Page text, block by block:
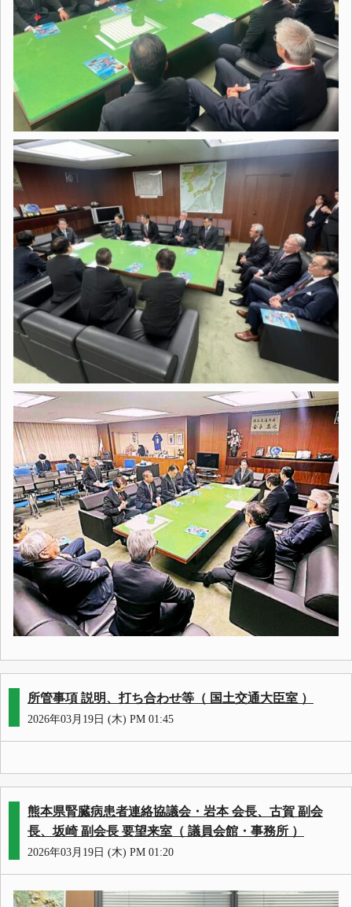
所管事項 説明、打ち合わせ等（ 国土交通大臣室 ）
2026年03月19日 (木) PM 01:45
熊本県腎臓病患者連絡協議会・岩本 会長、古賀 副会
長、坂崎 副会長 要望来室（ 議員会館・事務所 ）
2026年03月19日 (木) PM 01:20